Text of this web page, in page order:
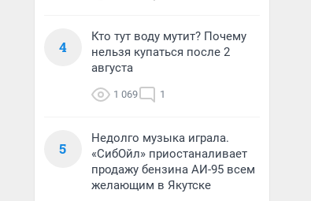
4
Кто тут воду мутит? Почему
нельзя купаться после 2
августа
1 069 1
5
Недолго музыка играла.
«СибОйл» приостаналивает
продажу бензина АИ-95 всем
желающим в Якутске